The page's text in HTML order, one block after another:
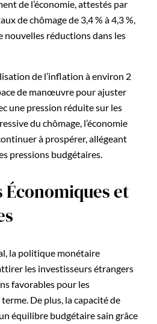
de l’économie, attestés par
de chômage de 3,4 % à 4,3 %,
nouvelles réductions dans les
de l’inflation à environ 2
de manœuvre pour ajuster
une pression réduite sur les
du chômage, l’économie
à prospérer, allégeant
pressions budgétaires.
et
la politique monétaire
les investisseurs étrangers
favorables pour les
De plus, la capacité de
équilibre budgétaire sain grâce